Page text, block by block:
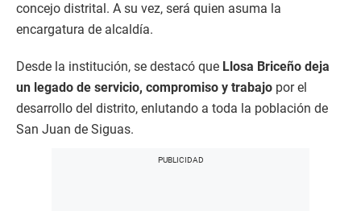
concejo distrital. A su vez, será quien asuma la
encargatura de alcaldía.
Desde la institución, se destacó que Llosa Briceño deja
un legado de servicio, compromiso y trabajo por el
desarrollo del distrito, enlutando a toda la población de
San Juan de Siguas.